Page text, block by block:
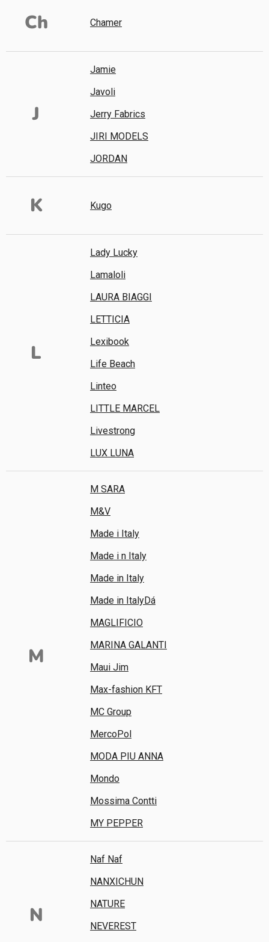
Ch Chamer
J
Jamie
Javoli
Jerry Fabrics
JIRI MODELS
JORDAN
K Kugo
L
Lady Lucky
Lamaloli
LAURA BIAGGI
LETTICIA
Lexibook
Life Beach
Linteo
LITTLE MARCEL
Livestrong
LUX LUNA
M
M SARA
M&V
Made i Italy
Made i n Italy
Made in Italy
Made in ItalyDá
MAGLIFICIO
MARINA GALANTI
Maui Jim
Max-fashion KFT
MC Group
MercoPol
MODA PIU ANNA
Mondo
Mossima Contti
MY PEPPER
N
Naf Naf
NANXICHUN
NATURE
NEVEREST